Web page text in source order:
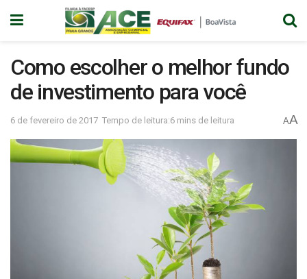
Como escolher o melhor fundo
de investimento para você
6 de fevereiro de 2017 Tempo de leitura:6 mins de leitura AA